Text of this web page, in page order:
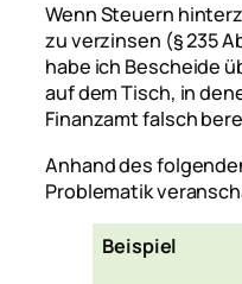
Wenn Steuern
zu verzinsen (§ 235
habe ich Bescheide
auf dem Tisch, in
Finanzamt falsch
Anhand des
Problematik
Beispiel